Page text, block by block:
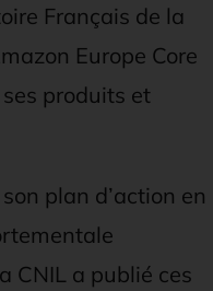
Français de la
Europe Core
produits et
plan d’action en
CNIL a publié ces